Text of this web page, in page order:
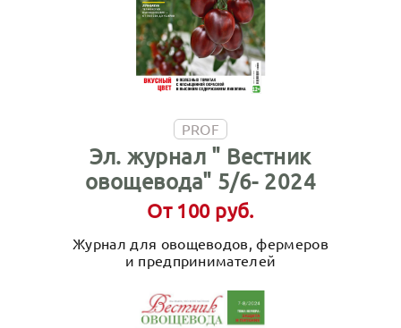
PROF
Эл. журнал " Вестник
овощевода" 5/6- 2024
От 100 руб.
Журнал для овощеводов, фермеров
и предпринимателей